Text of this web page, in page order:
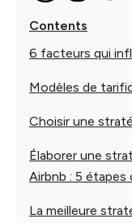
Contents
6 facteurs qui
Modèles de
Choisir une
Élaborer une
Airbnb : 5 étapes
La meilleure